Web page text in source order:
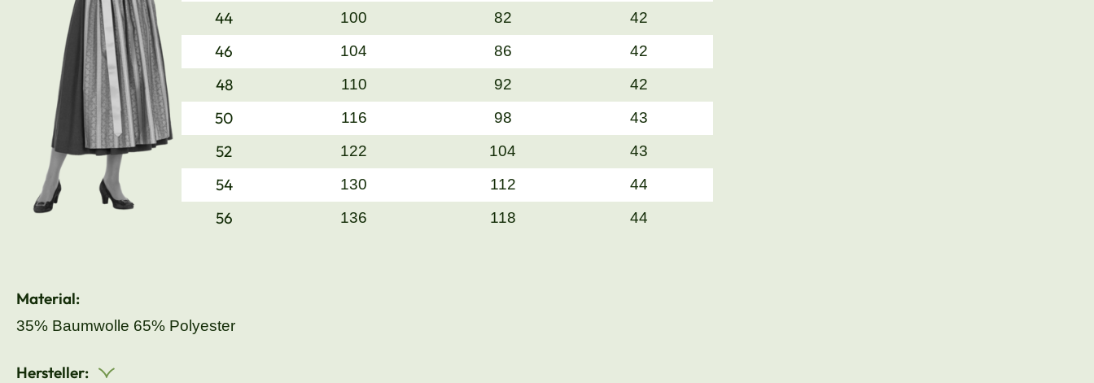
44 100 82 42
46 104 86 42
48 110 92 42
50 116 98 43
52 122 104 43
54 130 112 44
56 136 118 44
Material:
35% Baumwolle 65% Polyester
Hersteller: